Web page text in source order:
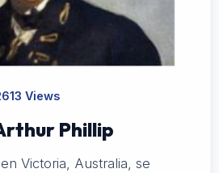
Views
Phillip
Victoria, Australia, se